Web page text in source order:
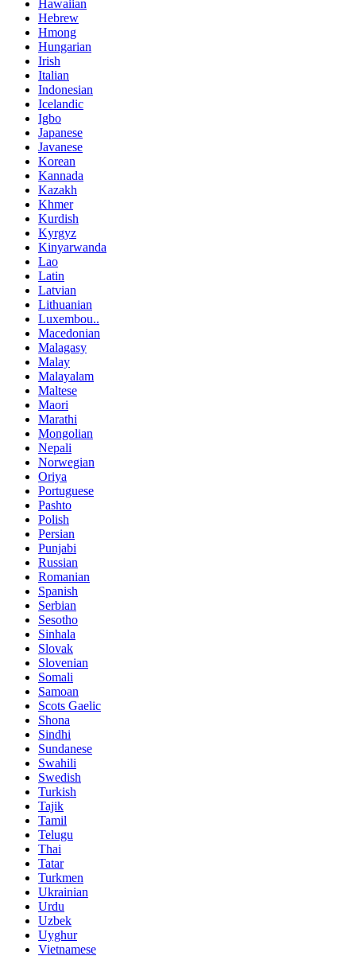
Hawaiian
Hebrew
Hmong
Hungarian
Irish
Italian
Indonesian
Icelandic
Igbo
Japanese
Javanese
Korean
Kannada
Kazakh
Khmer
Kurdish
Kyrgyz
Kinyarwanda
Lao
Latin
Latvian
Lithuanian
Luxembou..
Macedonian
Malagasy
Malay
Malayalam
Maltese
Maori
Marathi
Mongolian
Nepali
Norwegian
Oriya
Portuguese
Pashto
Polish
Persian
Punjabi
Russian
Romanian
Spanish
Serbian
Sesotho
Sinhala
Slovak
Slovenian
Somali
Samoan
Scots Gaelic
Shona
Sindhi
Sundanese
Swahili
Swedish
Turkish
Tajik
Tamil
Telugu
Thai
Tatar
Turkmen
Ukrainian
Urdu
Uzbek
Uyghur
Vietnamese